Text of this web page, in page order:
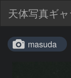
天体写真ギ
masuda